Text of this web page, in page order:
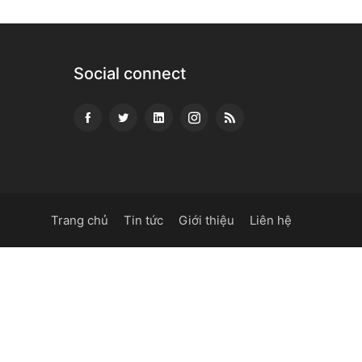
Social connect
Trang chủ Tin tức Giới thiệu Liên hệ